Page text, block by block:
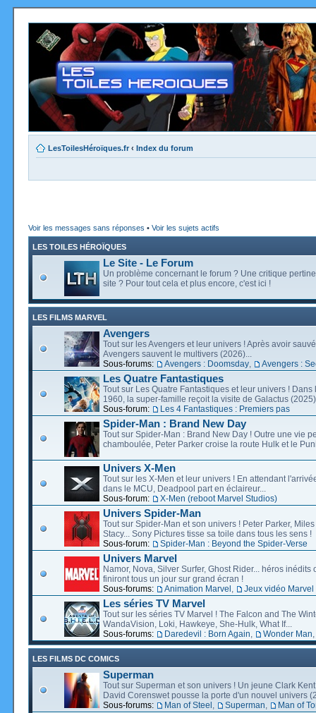
LesToilesHéroïques.fr ‹ Index du forum
Voir les messages sans réponses • Voir les sujets actifs
LES TOILES HÉROÏQUES
Le Site - Le Forum
Un problème concernant le forum ? Une critique
site ? Pour tout cela et plus encore, c'est ici !
LES FILMS MARVEL
Avengers
Tout sur les Avengers et leur univers ! Après avoir
Avengers sauvent le multivers (2026)...
Sous-forums:
Avengers : Doomsday Avengers :
Les Quatre Fantastiques
Tout sur Les Quatre Fantastiques et leur univers ! Dans
1960, la super-famille reçoit la visite de Galactus
Sous-forum:
Les 4 Fantastiques : Premiers pas
Spider-Man : Brand New Day
Tout sur Spider-Man : Brand New Day ! Outre une vie
chamboulée, Peter Parker croise la route Hulk et le
Univers X-Men
Tout sur les X-Men et leur univers ! En attendant
dans le MCU, Deadpool part en éclaireur...
Sous-forum:
X-Men (reboot Marvel Studios)
Univers Spider-Man
Tout sur Spider-Man et son univers ! Peter Parker,
Stacy... Sony Pictures tisse sa toile dans tous les sens !
Sous-forum:
Spider-Man : Beyond the Spider-Verse
Univers Marvel
Namor, Nova, Silver Surfer, Ghost Rider... héros inédits
finiront tous un jour sur grand écran !
Sous-forums:
Animation Marvel Jeux vidéo Marvel
Les séries TV Marvel
Tout sur les séries TV Marvel ! The Falcon and The
WandaVision, Loki, Hawkeye, She-Hulk, What If...
Sous-forums:
Daredevil : Born Again Wonder Man
LES FILMS DC COMICS
Superman
Tout sur Superman et son univers ! Un jeune Clark
David Corenswet pousse la porte d'un nouvel univers
Sous-forums:
Man of Steel Superman Man of